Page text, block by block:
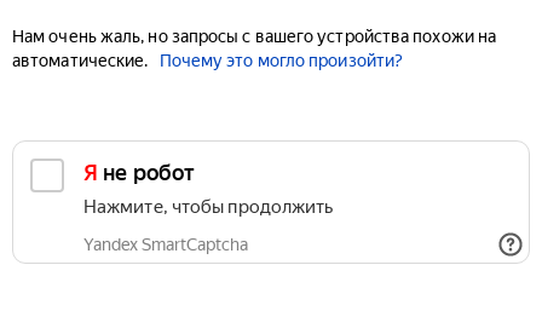
Нам очень жаль, но запросы с вашего устройства похожи на
автоматические.
Почему это могло произойти?
Я не робот
Нажмите, чтобы продолжить
Yandex SmartCaptcha